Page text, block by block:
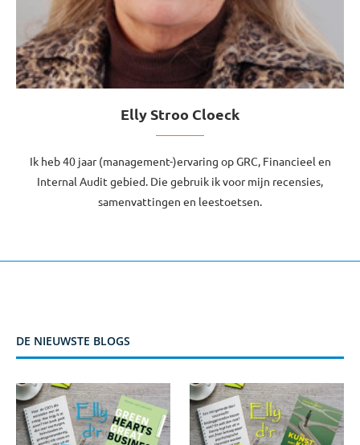
Elly Stroo Cloeck
Ik heb 40 jaar (management-)ervaring op GRC, Financieel en
Internal Audit gebied. Die gebruik ik voor mijn recensies,
samenvattingen en leestoetsen.
DE NIEUWSTE BLOGS